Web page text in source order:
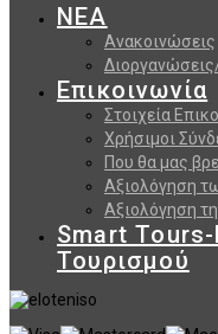
ΝΕΑ
Ανακοινώσεις
Επικοινωνία
Στοιχεία
Χρήσιμοι
Που θα μας
Αξιολόγηση
Αξιολόγηση
Smart Tours-
Τουρισμού